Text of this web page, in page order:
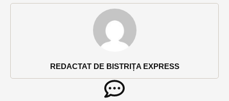
REDACTAT DE BISTRIȚA EXPRESS